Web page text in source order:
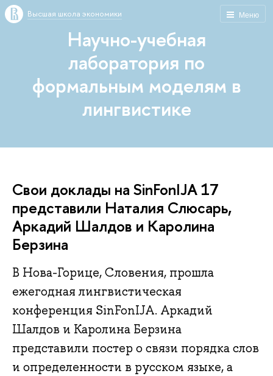
Меню
Высшая школа экономики
Научно-учебная
лаборатория по
формальным моделям в
лингвистике
Свои доклады на SinFonIJA 17
представили Наталия Слюсарь,
Аркадий Шалдов и Каролина
Берзина
В Нова-Горице, Словения, прошла
ежегодная лингвистическая
конференция SinFonIJA. Аркадий
Шалдов и Каролина Берзина
представили постер о связи порядка слов
и определенности в русском языке, а